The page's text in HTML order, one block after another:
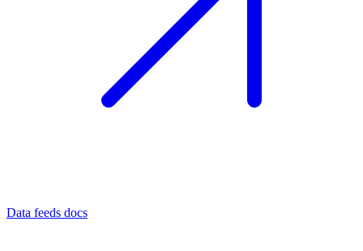
Data feeds docs